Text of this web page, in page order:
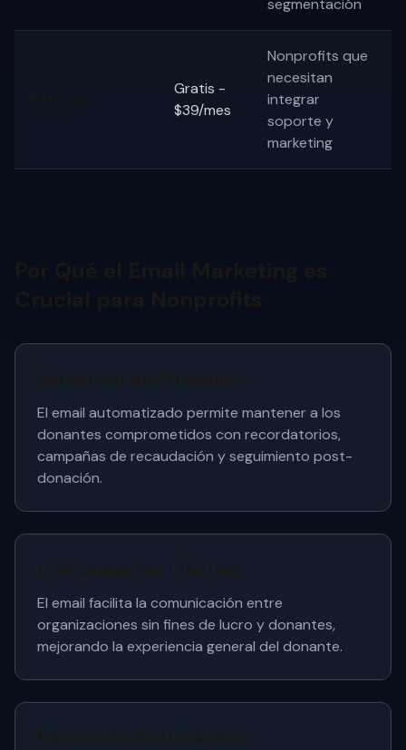
segmentación
Gratis -
$39/mes
Nonprofits que
necesitan
integrar
soporte y
marketing
El email automatizado permite mantener a los
donantes comprometidos con recordatorios,
campañas de recaudación y seguimiento post-
donación.
El email facilita la comunicación entre
organizaciones sin fines de lucro y donantes,
mejorando la experiencia general del donante.